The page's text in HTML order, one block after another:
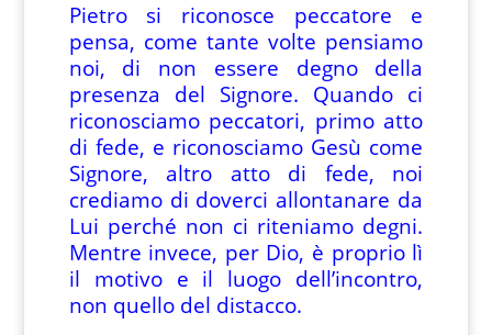
Pietro si riconosce peccatore e
pensa, come tante volte pensiamo
noi, di non essere degno della
presenza del Signore. Quando ci
riconosciamo peccatori, primo atto
di fede, e riconosciamo Gesù come
Signore, altro atto di fede, noi
crediamo di doverci allontanare da
Lui perché non ci riteniamo degni.
Mentre invece, per Dio, è proprio lì
il motivo e il luogo dell’incontro,
non quello del distacco.